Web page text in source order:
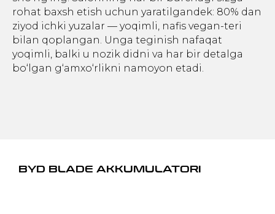
rohat baxsh etish uchun yaratilgandek: 80% dan
ziyod ichki yuzalar — yoqimli, nafis vegan-teri
bilan qoplangan. Unga teginish nafaqat
yoqimli, balki u nozik didni va har bir detalga
bo‘lgan g‘amxo‘rlikni namoyon etadi.
BYD BLADE AKKUMULATORI